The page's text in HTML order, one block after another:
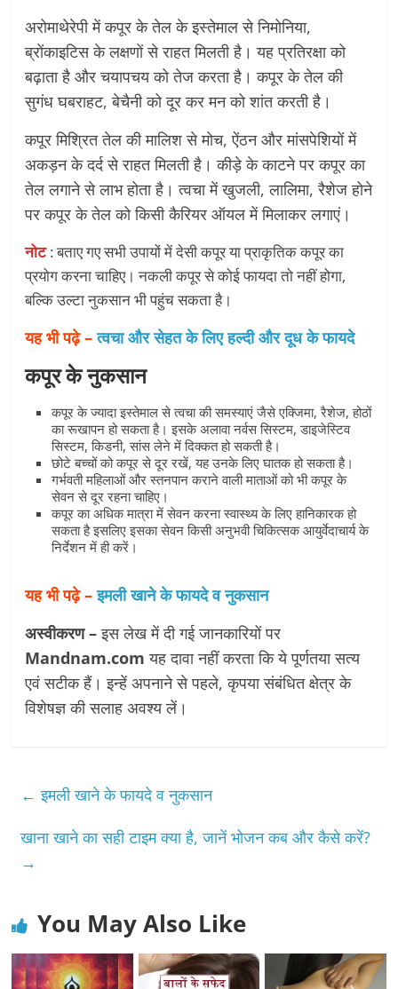
अरोमाथेरेपी में कपूर के तेल के इस्तेमाल से निमोनिया,
ब्रोंकाइटिस के लक्षणों से राहत मिलती है। यह प्रतिरक्षा को
बढ़ाता है और चयापचय को तेज करता है। कपूर के तेल की
सुगंध घबराहट, बेचैनी को दूर कर मन को शांत करती है।
कपूर मिश्रित तेल की मालिश से मोच, ऐंठन और मांसपेशियों में
अकड़न के दर्द से राहत मिलती है। कीड़े के काटने पर कपूर का
तेल लगाने से लाभ होता है। त्वचा में खुजली, लालिमा, रैशेज होने
पर कपूर के तेल को किसी कैरियर ऑयल में मिलाकर लगाएं।
नोट: बताए गए सभी उपायों में देसी कपूर या प्राकृतिक कपूर का
प्रयोग करना चाहिए। नकली कपूर से कोई फायदा तो नहीं होगा,
बल्कि उल्टा नुकसान भी पहुंच सकता है।
यह भी पढ़े – त्वचा और सेहत के लिए हल्दी और दूध के फायदे
कपूर के नुकसान
कपूर के ज्यादा इस्तेमाल से त्वचा की समस्याएं जैसे एक्जिमा, रैशेज, होठों
का रूखापन हो सकता है। इसके अलावा नर्वस सिस्टम, डाइजेस्टिव
सिस्टम, किडनी, सांस लेने में दिक्कत हो सकती है।
छोटे बच्चों को कपूर से दूर रखें, यह उनके लिए घातक हो सकता है।
गर्भवती महिलाओं और स्तनपान कराने वाली माताओं को भी कपूर के
सेवन से दूर रहना चाहिए।
कपूर का अधिक मात्रा में सेवन करना स्वास्थ्य के लिए हानिकारक हो
सकता है इसलिए इसका सेवन किसी अनुभवी चिकित्सक आयुर्वेदाचार्य के
निर्देशन में ही करें।
यह भी पढ़े – इमली खाने के फायदे व नुकसान
अस्वीकरण –इस लेख में दी गई जानकारियों पर
Mandnam.comयह दावा नहीं करता कि ये पूर्णतया सत्य
एवं सटीक हैं। इन्हें अपनाने से पहले, कृपया संबंधित क्षेत्र के
विशेषज्ञ की सलाह अवश्य लें।
← इमली खाने के फायदे व नुकसान
खाना खाने का सही टाइम क्या है, जानें भोजन कब और कैसे करें?
→
You May Also Like